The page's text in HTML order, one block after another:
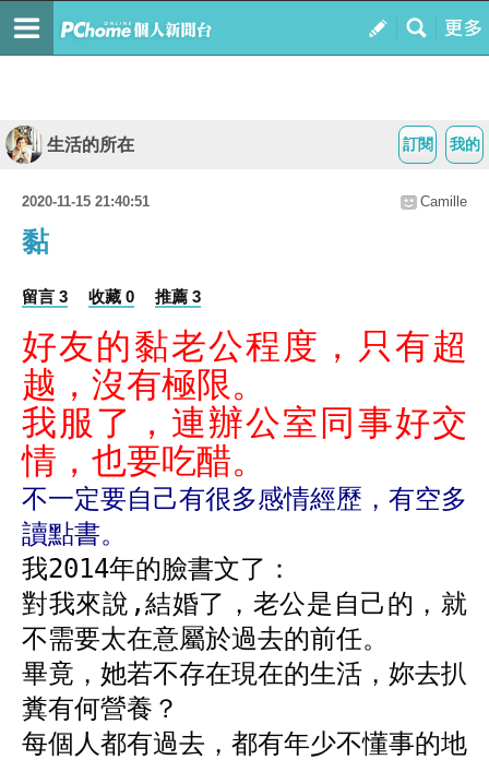
我的
訂閱
生活的所在
2020-11-15 21:40:51 Camille
黏
留言 3 收藏 0 推薦 3
好友的黏老公程度，只有超
越，沒有極限。
我服了，連辦公室同事好交
情，也要吃醋。
不一定要自己有很多感情經歷，有空多
讀點書。
我2014年的臉書文了：
對我來說,結婚了，老公是自己的，就
不需要太在意屬於過去的前任。
畢竟，她若不存在現在的生活，妳去扒
糞有何營養？
每個人都有過去，都有年少不懂事的地